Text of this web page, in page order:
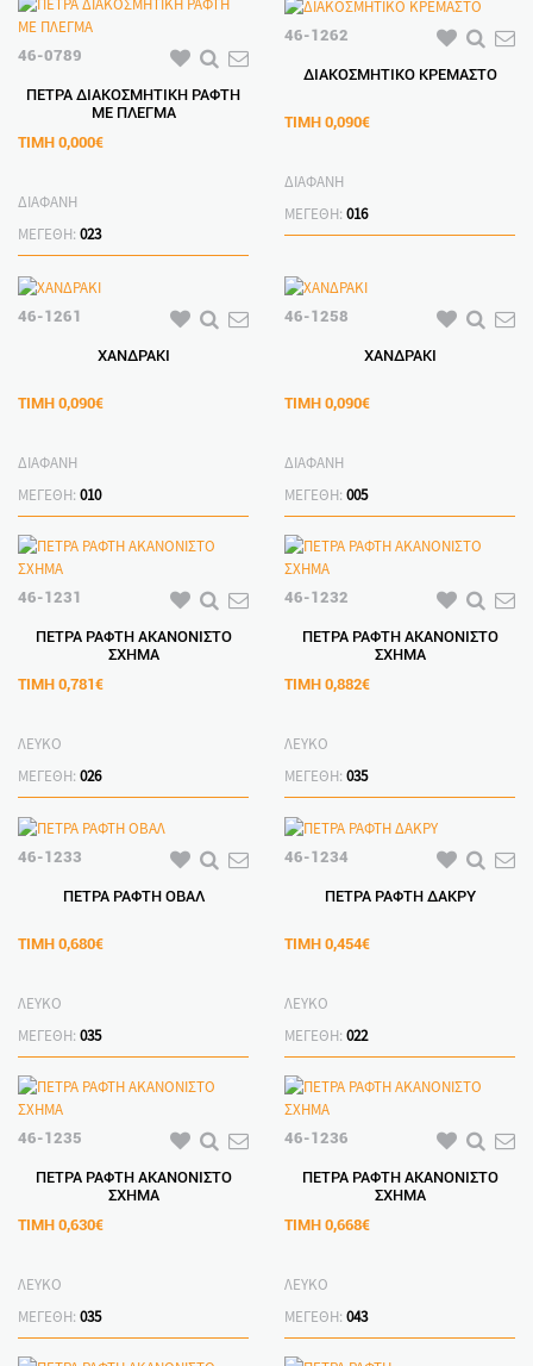
46-0789
ΠΕΤΡΑ ΔΙΑΚΟΣΜΗΤΙΚΗ ΡΑΦΤΗ
ΜΕ ΠΛΕΓΜΑ
ΤΙΜΗ 0,000€
ΔΙΑΦΑΝΗ
ΜΕΓΕΘΗ: 023
46-1262
ΔΙΑΚΟΣΜΗΤΙΚΟ ΚΡΕΜΑΣΤΟ
ΤΙΜΗ 0,090€
ΔΙΑΦΑΝΗ
ΜΕΓΕΘΗ: 016
46-1261
ΧΑΝΔΡΑΚΙ
ΤΙΜΗ 0,090€
ΔΙΑΦΑΝΗ
ΜΕΓΕΘΗ: 010
46-1258
ΧΑΝΔΡΑΚΙ
ΤΙΜΗ 0,090€
ΔΙΑΦΑΝΗ
ΜΕΓΕΘΗ: 005
46-1231
ΠΕΤΡΑ ΡΑΦΤΗ ΑΚΑΝΟΝΙΣΤΟ
ΣΧΗΜΑ
ΤΙΜΗ 0,781€
ΛΕΥΚΟ
ΜΕΓΕΘΗ: 026
46-1232
ΠΕΤΡΑ ΡΑΦΤΗ ΑΚΑΝΟΝΙΣΤΟ
ΣΧΗΜΑ
ΤΙΜΗ 0,882€
ΛΕΥΚΟ
ΜΕΓΕΘΗ: 035
46-1233
ΠΕΤΡΑ ΡΑΦΤΗ ΟΒΑΛ
ΤΙΜΗ 0,680€
ΛΕΥΚΟ
ΜΕΓΕΘΗ: 035
46-1234
ΠΕΤΡΑ ΡΑΦΤΗ ΔΑΚΡΥ
ΤΙΜΗ 0,454€
ΛΕΥΚΟ
ΜΕΓΕΘΗ: 022
46-1235
ΠΕΤΡΑ ΡΑΦΤΗ ΑΚΑΝΟΝΙΣΤΟ
ΣΧΗΜΑ
ΤΙΜΗ 0,630€
ΛΕΥΚΟ
ΜΕΓΕΘΗ: 035
46-1236
ΠΕΤΡΑ ΡΑΦΤΗ ΑΚΑΝΟΝΙΣΤΟ
ΣΧΗΜΑ
ΤΙΜΗ 0,668€
ΛΕΥΚΟ
ΜΕΓΕΘΗ: 043